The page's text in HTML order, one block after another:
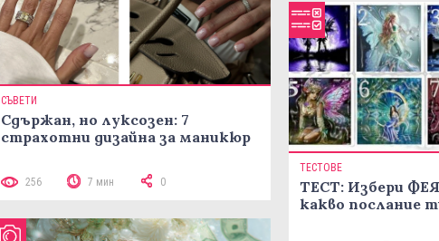
СЪВЕТИ
Сдържан, но луксозен: 7
страхотни дизайна за маникюр
256 7 мин 0
ТЕСТОВЕ
ТЕСТ: Избери
какво послание